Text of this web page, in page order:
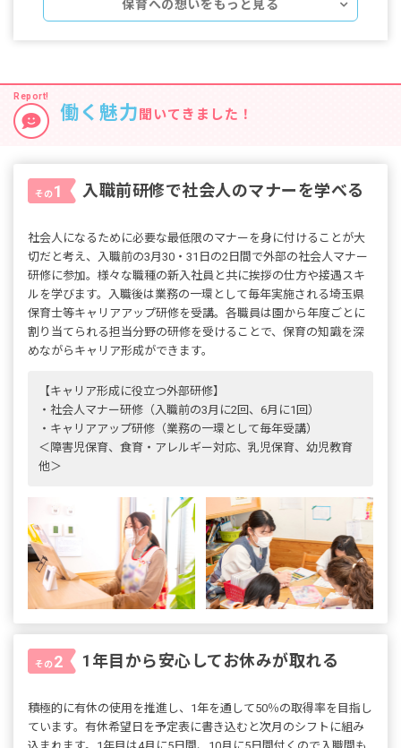
保育への想いをもっと見る
働く魅力 聞いてきました！
その1 入職前研修で社会人のマナーを学べる
社会人になるために必要な最低限のマナーを身に付けることが大
切だと考え、入職前の3月30・31日の2日間で外部の社会人マナー
研修に参加。様々な職種の新入社員と共に挨拶の仕方や接遇スキ
ルを学びます。入職後は業務の一環として毎年実施される埼玉県
保育士等キャリアアップ研修を受講。各職員は園から年度ごとに
割り当てられる担当分野の研修を受けることで、保育の知識を深
めながらキャリア形成ができます。
【キャリア形成に役立つ外部研修】
・社会人マナー研修（入職前の3月に2回、6月に1回）
・キャリアアップ研修（業務の一環として毎年受講）
＜障害児保育、食育・アレルギー対応、乳児保育、幼児教育
他＞
その2 1年目から安心してお休みが取れる
積極的に有休の使用を推進し、1年を通して50％の取得率を目指し
ています。有休希望日を予定表に書き込むと次月のシフトに組み